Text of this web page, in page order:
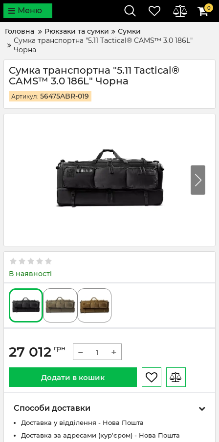
Меню 0
Головна Рюкзаки та сумки
Сумки
Сумка транспортна "5.11 Tactical® CAMS™ 3.0 186L"
Чорна
Сумка транспортна "5.11 Tactical®
CAMS™ 3.0 186L" Чорна
Артикул: 56475ABR-019
В наявності
27 012 грн − +
Додати в кошик
Способи доставки
Доставка у відділення - Нова Пошта
Доставка за адресами (кур'єром) - Нова Пошта